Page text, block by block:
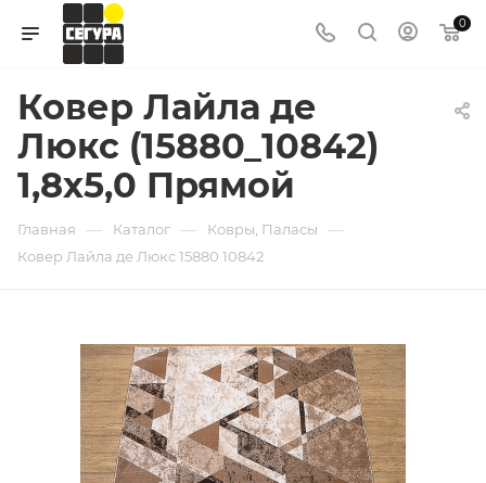
0
Ковер Лайла де
Люкс (15880_10842)
1,8х5,0 Прямой
Главная — Каталог — Ковры, Паласы —
Ковер Лайла де Люкс 15880 10842